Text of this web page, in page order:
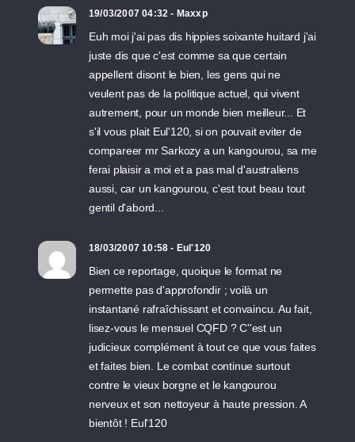
19/03/2007 04:32 - Maxxp
Euh moi j'ai pas dis hippies soixante huitard j'ai
juste dis que c'est comme sa que certain
appellent disont le bien, les gens qui ne
veulent pas de la politique actuel, qui vivent
autrement, pour un monde bien meilleur... Et
s'il vous plait Eul'120, si on pouvait eviter de
compareer mr Sarkozy a un kangourou, sa me
ferai plaisir a moi et a pas mal d'australiens
aussi, car un kangourou, c'est tout beau tout
gentil d'abord...
18/03/2007 10:58 - Eul'120
Bien ce reportage, quoique le format ne
permette pas d'approfondir ; voilà un
instantané rafraîchissant et convaincu. Au fait,
lisez-vous le mensuel CQFD ? C''est un
judicieux complément à tout ce que vous faites
et faites bien. Le combat continue surtout
contre le vieux borgne et le kangourou
nerveux et son nettoyeur à haute pression. A
bientôt ! Eul'120